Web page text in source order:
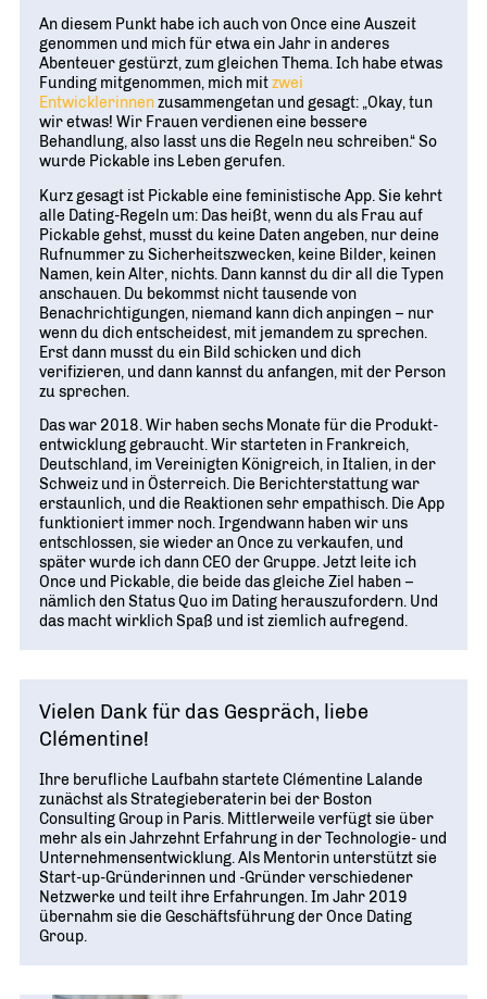
An diesem Punkt habe ich auch von Once eine Auszeit
genommen und mich für etwa ein Jahr in anderes
Abenteuer gestürzt, zum gleichen Thema. Ich habe etwas
Funding mitgenommen, mich mitzwei
Entwicklerinnenzusammengetan und gesagt: „Okay, tun
wir etwas! Wir Frauen verdienen eine bessere
Behandlung, also lasst uns die Regeln neu schreiben.“ So
wurde Pickable ins Leben gerufen.
Kurz gesagt ist Pickable eine feministische App. Sie kehrt
alle Dating-Regeln um: Das heißt, wenn du als Frau auf
Pickable gehst, musst du keine Daten angeben, nur deine
Rufnummer zu Sicherheits­­zwecken, keine Bilder, keinen
Namen, kein Alter, nichts. Dann kannst du dir all die Typen
anschauen. Du bekommst nicht tausende von
Benachrichtigungen, niemand kann dich anpingen – nur
wenn du dich entscheidest, mit jemandem zu sprechen.
Erst dann musst du ein Bild schicken und dich
verifizieren, und dann kannst du anfangen, mit der Person
zu sprechen.
Das war 2018. Wir haben sechs Monate für die Produkt­
entwicklung gebraucht. Wir starteten in Frankreich,
Deutschland, im Vereinigten Königreich, in Italien, in der
Schweiz und in Österreich. Die Berichterstattung war
erstaunlich, und die Reaktionen sehr empathisch. Die App
funktioniert immer noch. Irgendwann haben wir uns
entschlossen, sie wieder an Once zu verkaufen, und
später wurde ich dann CEO der Gruppe. Jetzt leite ich
Once und Pickable, die beide das gleiche Ziel haben –
nämlich den Status Quo im Dating herauszufordern. Und
das macht wirklich Spaß und ist ziemlich aufregend.
Vielen Dank für das Gespräch, liebe
Clémentine!
Ihre berufliche Laufbahn startete Clémentine Lalande
zunächst als Strategieberaterin bei der Boston
Consulting Group in Paris. Mittlerweile verfügt sie über
mehr als ein Jahrzehnt Erfahrung in der Technologie- und
Unternehmensentwicklung. Als Mentorin unterstützt sie
Start-up-Gründerinnen und -Gründer verschiedener
Netzwerke und teilt ihre Erfahrungen. Im Jahr 2019
übernahm sie die Geschäftsführung der Once Dating
Group.